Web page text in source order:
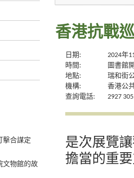
擊合謀定
文物館的故
香港抗戰
日期:
2024年
時間:
圖書館
地點:
瑞和街
機構:
香港公
查詢電話:
2927
是次展覽
擔當的重